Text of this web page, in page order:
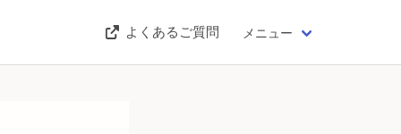
よくあるご質問 メニュー